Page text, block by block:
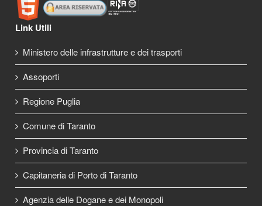
Link Utili
Ministero delle infrastrutture e dei trasporti
Assoporti
Regione Puglia
Comune di Taranto
Provincia di Taranto
Capitaneria di Porto di Taranto
Agenzia delle Dogane e dei Monopoli